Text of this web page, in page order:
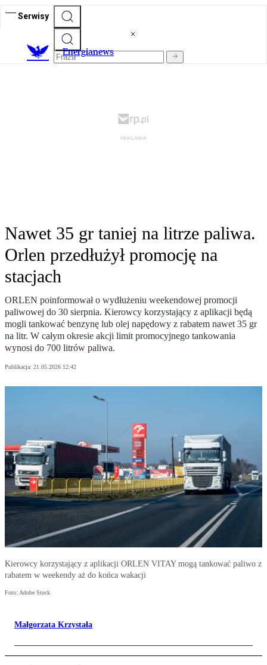
Serwisy
Energianews
Nawet 35 gr taniej na litrze paliwa.
Orlen przedłużył promocję na
stacjach
ORLEN poinformował o wydłużeniu weekendowej promocji
paliwowej do 30 sierpnia. Kierowcy korzystający z aplikacji będą
mogli tankować benzynę lub olej napędowy z rabatem nawet 35 gr
na litr. W całym okresie akcji limit promocyjnego tankowania
wynosi do 700 litrów paliwa.
Publikacja: 21.05.2026 12:42
Kierowcy korzystający z aplikacji ORLEN VITAY mogą tankować paliwo z
rabatem w weekendy aż do końca wakacji
Foto: Adobe Stock
Małgorzata Krzystała